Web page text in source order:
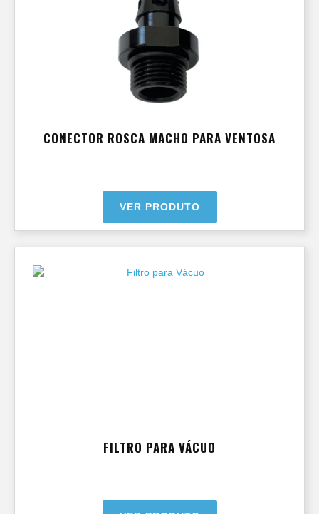
CONECTOR ROSCA MACHO PARA VENTOSA
VER PRODUTO
FILTRO PARA VÁCUO